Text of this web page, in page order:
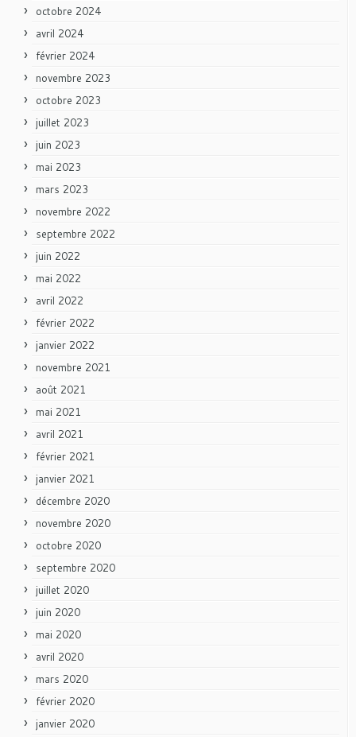
octobre 2024
avril 2024
février 2024
novembre 2023
octobre 2023
juillet 2023
juin 2023
mai 2023
mars 2023
novembre 2022
septembre 2022
juin 2022
mai 2022
avril 2022
février 2022
janvier 2022
novembre 2021
août 2021
mai 2021
avril 2021
février 2021
janvier 2021
décembre 2020
novembre 2020
octobre 2020
septembre 2020
juillet 2020
juin 2020
mai 2020
avril 2020
mars 2020
février 2020
janvier 2020